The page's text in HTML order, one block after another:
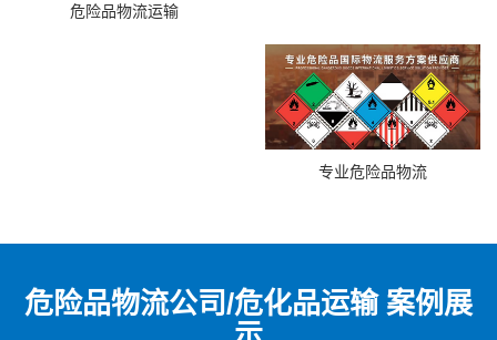
危险品物流运输
专业危险品物流
危险品物流公司/危化品运输 案例展